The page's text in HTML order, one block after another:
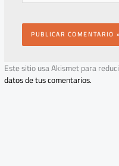
Este sitio usa Akismet para
datos de tus comentarios.